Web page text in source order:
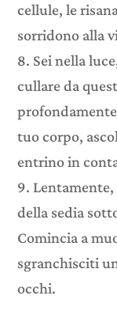
cellule, le
sorridono alla
Sei nella
cullare da
tuo corpo,
entrino in
della sedia
Comincia a
sgranchisciti
occhi.